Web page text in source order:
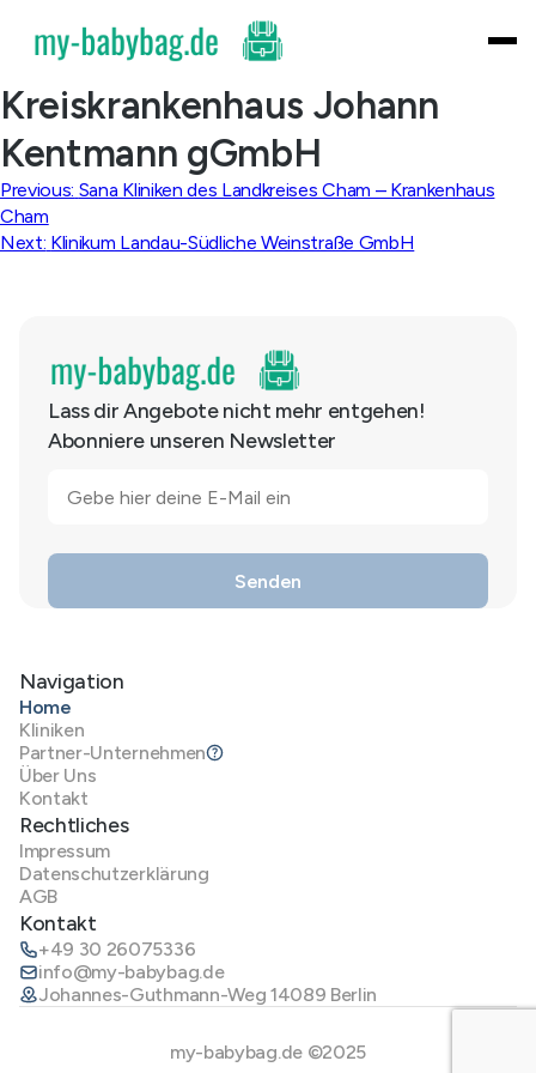
content
Kreiskrankenhaus Johann
Kentmann gGmbH
Beitragsnavigation
Previous: Sana Kliniken des Landkreises Cham – Krankenhaus
Cham
Next: Klinikum Landau-Südliche Weinstraße GmbH
Lass dir Angebote nicht mehr entgehen!
Abonniere unseren Newsletter
Navigation
Home
Kliniken
Partner-Unternehmen
Über Uns
Kontakt
Rechtliches
Impressum
Datenschutzerklärung
AGB
Kontakt
+49 30 26075336
info@my-babybag.de
Johannes-Guthmann-Weg 14089 Berlin
my-babybag.de ©2025